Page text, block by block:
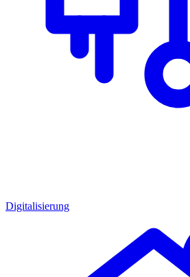
Digitalisierung